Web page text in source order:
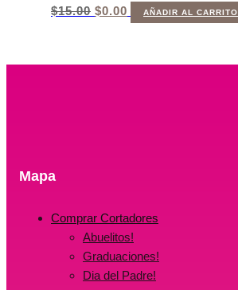
$15.00 EL
PRECIO
$15.00.
$0.00
PRECIO
$0.00.
AÑADIR AL CARRITO
Mapa
Comprar Cortadores
Abuelitos!
Graduaciones!
Dia del Padre!